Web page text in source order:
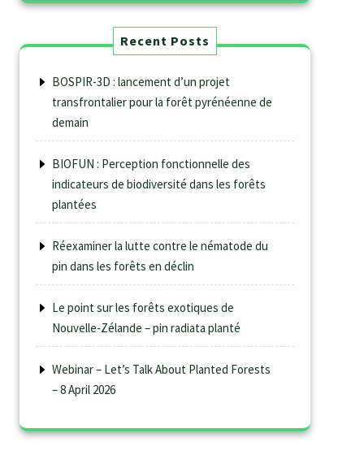
Recent Posts
BOSPIR-3D : lancement d’un projet
transfrontalier pour la forêt pyrénéenne de
demain
BIOFUN : Perception fonctionnelle des
indicateurs de biodiversité dans les forêts
plantées
Réexaminer la lutte contre le nématode du
pin dans les forêts en déclin
Le point sur les forêts exotiques de
Nouvelle-Zélande – pin radiata planté
Webinar – Let’s Talk About Planted Forests
– 8 April 2026